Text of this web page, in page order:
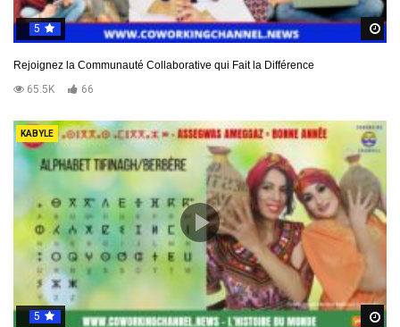
5
Rejoignez la Communauté Collaborative qui Fait la Différence
65.5K
66
KABYLE
5